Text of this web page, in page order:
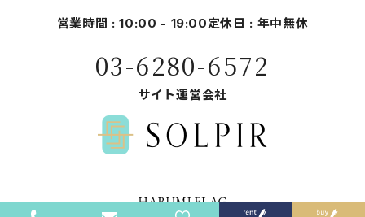
営業時間 : 10:00 - 19:00定休日 : 年中無休
03-6280-6572
サイト運営会社